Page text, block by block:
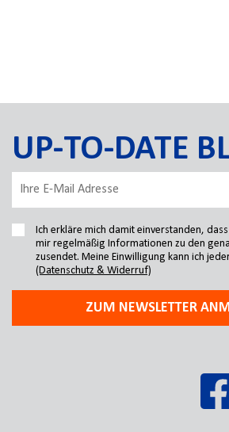
UP-TO-DATE
Ich erkläre mich damit einverstanden,
mir regelmäßig Informationen zu den
zusendet. Meine Einwilligung kann ich
(Datenschutz & Widerruf)
ZUM NEWSLETTER